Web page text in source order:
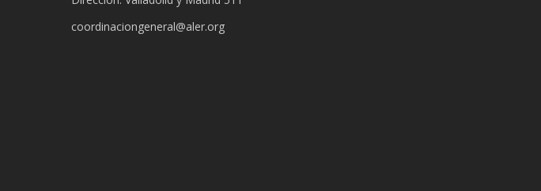
coordinaciongeneral@aler.org